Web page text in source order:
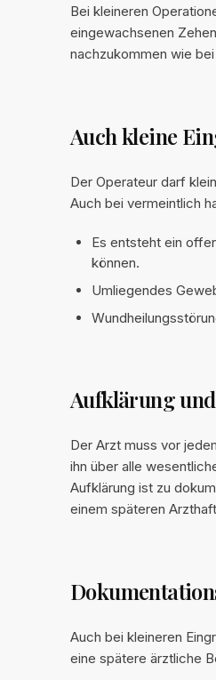
Bei kleineren
eingewachsenen
nachzukommen wie
Auch kleine
Der Operateur darf
Auch bei vermeintlich
Es entsteht ein
können.
Umliegendes
Aufklärung
Der Arzt muss vor
ihn über alle
Aufklärung ist zu
einem späteren
Auch bei kleineren
eine spätere ärztliche